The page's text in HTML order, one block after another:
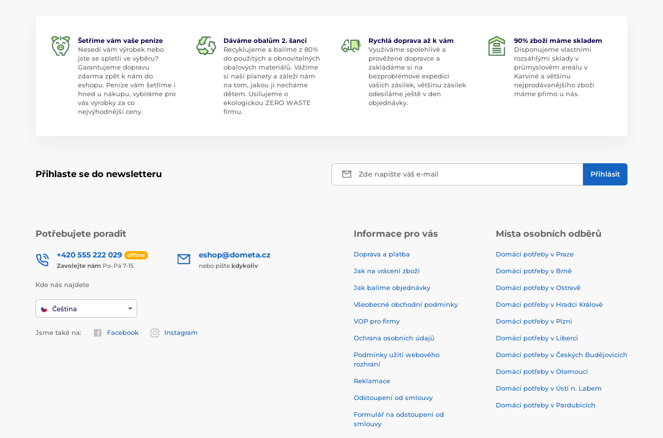
Šetříme vám vaše peníze
Nesedí vám výrobek nebo
jste se spletli ve výběru?
Garantujeme dopravu
zdarma zpět k nám do
eshopu. Peníze vám šetříme i
hned u nákupu, vybíráme pro
vás výrobky za co
nejvýhodnější ceny.
Dáváme obalům 2. šanci
Recyklujeme a balíme z 80%
do použitých a obnovitelných
obalových materiálů. Vážíme
si naší planety a záleží nám
na tom, jakou ji necháme
dětem. Usilujeme o
ekologickou ZERO WASTE
firmu.
Rychlá doprava až k vám
Využíváme spolehlivé a
prověžené dopravce a
zakládáme si na
bezproblémové expedici
vašich zásilek, většinu zásilek
odesíláme ještě v den
objednávky.
90% zboží máme skladem
Disponujeme vlastními
rozsáhlými sklady v
průmyslovém areálu v
Karviné a většinu
nejprodávanějšího zboží
máme přímo u nás.
Přihlaste se do newsletteru Zde napište váš e-mail Přihlásit
Potřebujete poradit
+420 555 222 029 offline
Zavolejte nám Po-Pá 7-15
eshop@dometa.cz
nebo pište kdykoliv
Kde nás najdete
Čeština
Jsme také na: Facebook Instagram
Informace pro vás
Doprava a platba
Jak na vrácení zboží
Jak balíme objednávky
Všeobecné obchodní podmínky
VOP pro firmy
Ochrana osobních údajů
Podmínky užití webového
rozhraní
Reklamace
Odstoupení od smlouvy
Formulář na odstoupení od
smlouvy
Místa osobních odběrů
Domácí potřeby v Praze
Domácí potřeby v Brně
Domácí potřeby v Ostravě
Domácí potřeby v Hradci Králové
Domácí potřeby v Plzni
Domácí potřeby v Liberci
Domácí potřeby v Českých Budějovicích
Domácí potřeby v Olomoucí
Domácí potřeby v Ústí n. Labem
Domácí potřeby v Pardubicích